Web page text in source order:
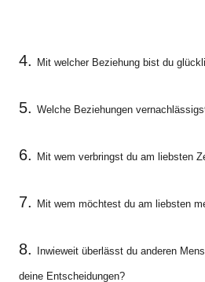
4. Mit welcher Beziehung bist du
5. Welche Beziehungen
6. Mit wem verbringst du am liebsten
7. Mit wem möchtest du am liebsten
8. Inwieweit überlässt du anderen
deine Entscheidungen?